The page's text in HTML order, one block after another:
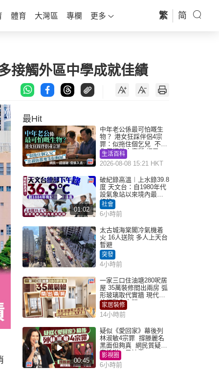
體育 大灣區 專欄 更多 繁 简
接觸外區中學成就佳績
最Hit
中年老公係最可怕嘅生
物？ 港女狂踩伴侶4宗
罪：似拖住個乞兒 不解
為何經常去廁所 網民一
語道破
生活百科
2026-08-08 15:21 HKT
01:02
破紀錄高溫︱上水錄39.8
度 天文台：自1980年代
設氣象站以來境內最高
紀錄
社會
6小時前
太古城海棠閣冷氣機着
火 16人送院 多人上天台
暫避
突發
4小時前
一家三口住油塘280呎居
屋 35萬裝修間出兩房 弧
形玻璃取代實牆 現代神
枱櫃融入玄關
家居裝修
14小時前
00:45
疑似《愛回家》幕後列
林淑敏4宗罪 撐滕麗名
黑面但夠真 網民質疑：
真係咁一早被雪
影視圈
6小時前